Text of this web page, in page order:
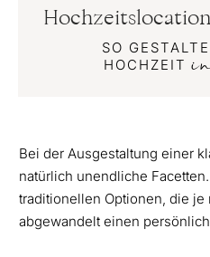
SO
HOCHZEIT
Bei der Ausgestaltung einer
natürlich unendliche
traditionellen Optionen, die je
abgewandelt einen